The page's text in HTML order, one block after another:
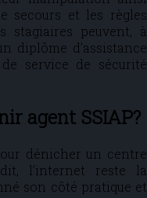
secours et les règles
stagiaires peuvent, à
diplôme d’assistance
service de sécurité
agent SSIAP?
dénicher un centre
l’internet reste la
son côté pratique et